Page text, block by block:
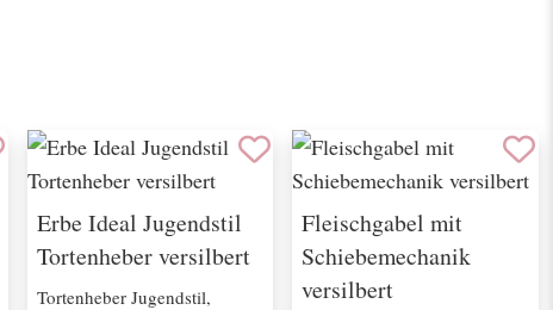
Erbe Ideal Jugendstil
Tortenheber versilbert
Tortenheber Jugendstil,
Fleischgabel mit
Schiebemechanik
versilbert